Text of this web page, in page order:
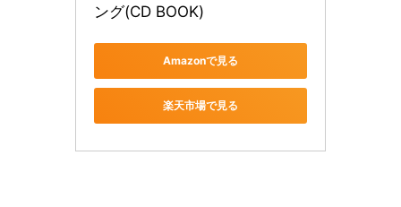
ング(CD BOOK)
Amazonで見る
楽天市場で見る